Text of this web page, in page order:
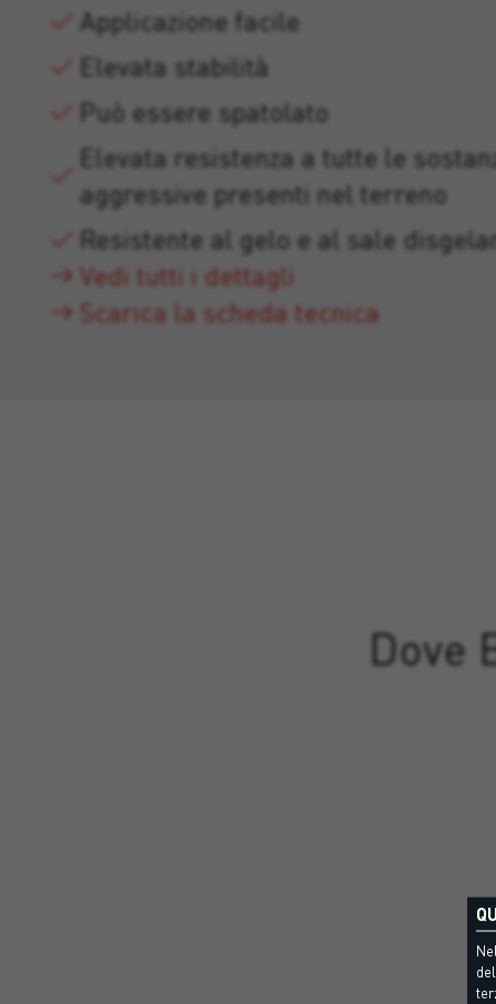
Applicazione facile
Elevata stabilità
Può essere spatolato
Elevata resistenza a tutte le
aggressive presenti nel terreno
Resistente al gelo e al sale
Vedi tutti i dettagli
Scarica la scheda tecnica
Dove